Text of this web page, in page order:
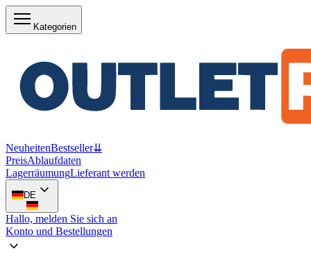
Kategorien
NeuheitenBestseller⇊
PreisAblaufdaten
LagerräumungLieferant werden
DE
Hallo, melden Sie sich an
Konto und Bestellungen